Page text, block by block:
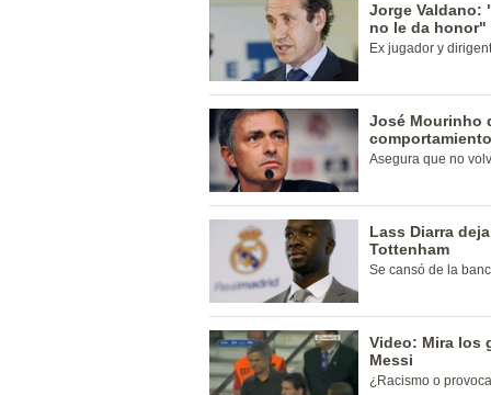
Jorge Valdano:
no le da honor"
Ex jugador y
José Mourinho
comportamiento
Asegura que no
Lass Diarra
Tottenham
Se cansó de la
Video: Mira los
Messi
¿Racismo o